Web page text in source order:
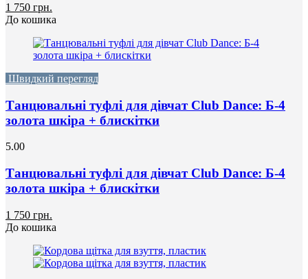
1 750 грн.
До кошика
Швидкий перегляд
Танцювальні туфлі для дівчат Club Dance: Б-4
золота шкіра + блискітки
5.00
Танцювальні туфлі для дівчат Club Dance: Б-4
золота шкіра + блискітки
1 750 грн.
До кошика